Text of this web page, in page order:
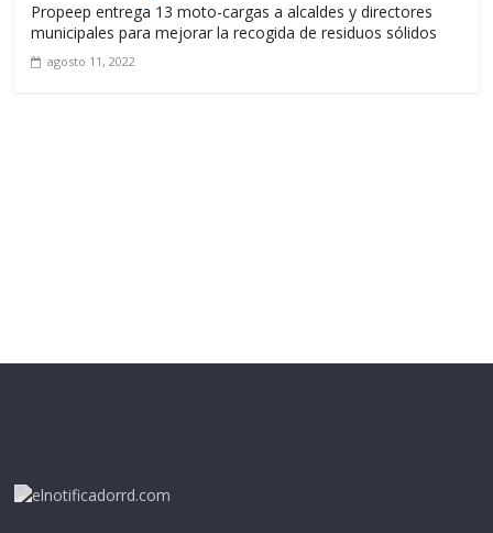
Propeep entrega 13 moto-cargas a alcaldes y directores
municipales para mejorar la recogida de residuos sólidos
agosto 11, 2022